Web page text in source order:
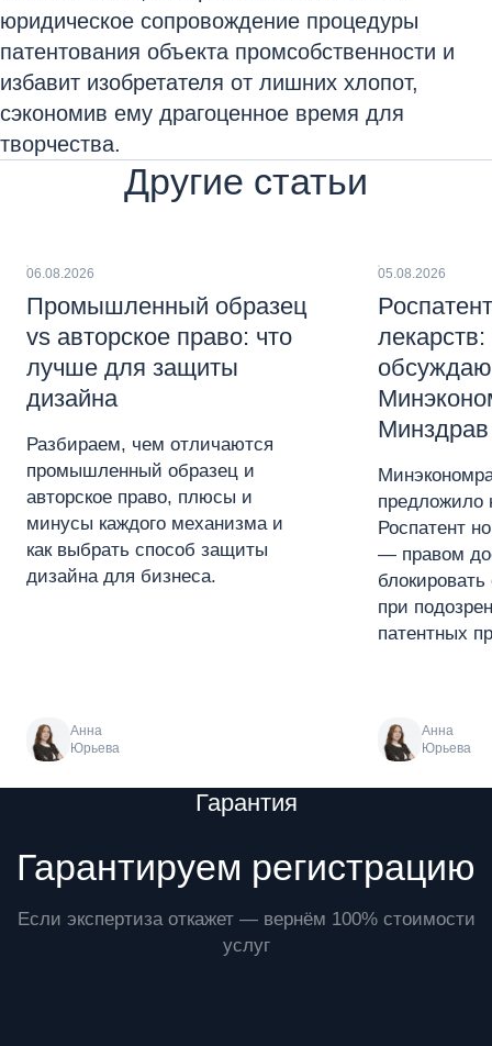
юридическое сопровождение процедуры
патентования объекта промсобственности и
избавит изобретателя от лишних хлопот,
сэкономив ему драгоценное время для
творчества.
Другие статьи
06.08.2026
Промышленный образец
vs авторское право: что
лучше для защиты
дизайна
Разбираем, чем отличаются
промышленный образец и
авторское право, плюсы и
минусы каждого механизма и
как выбрать способ защиты
дизайна для бизнеса.
Анна
Юрьева
05.08.2026
лекарств:
Минздрав
предложило
Роспатент
— правом
блокировать
при
патентных
Анна
Юрьева
Гарантия
Гарантируем регистрацию
Если экспертиза откажет — вернём 100% стоимости
услуг